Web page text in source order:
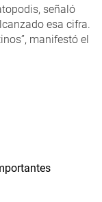
señaló
esa cifra.
manifestó el